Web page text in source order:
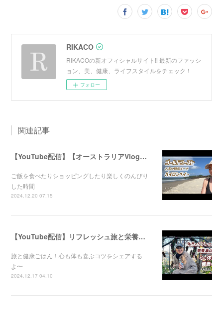
RIKACO
RIKACOの新オフィシャルサイト‼︎ 最新のファッシ
ョン、美、健康、ライフスタイルをチェック！
フォロー
関連記事
【YouTube配信】【オーストラリアVlog】オシャレで人気のバイロンベイ〜
ご飯を食べたりショッピングしたり楽しくのんびり
した時間
2024.12.20 07:15
【YouTube配信】リフレッシュ旅と栄養満点ごはん！心と体が喜ぶ健康のコツ
旅と健康ごはん！心も体も喜ぶコツをシェアする
よ〜
2024.12.17 04:10